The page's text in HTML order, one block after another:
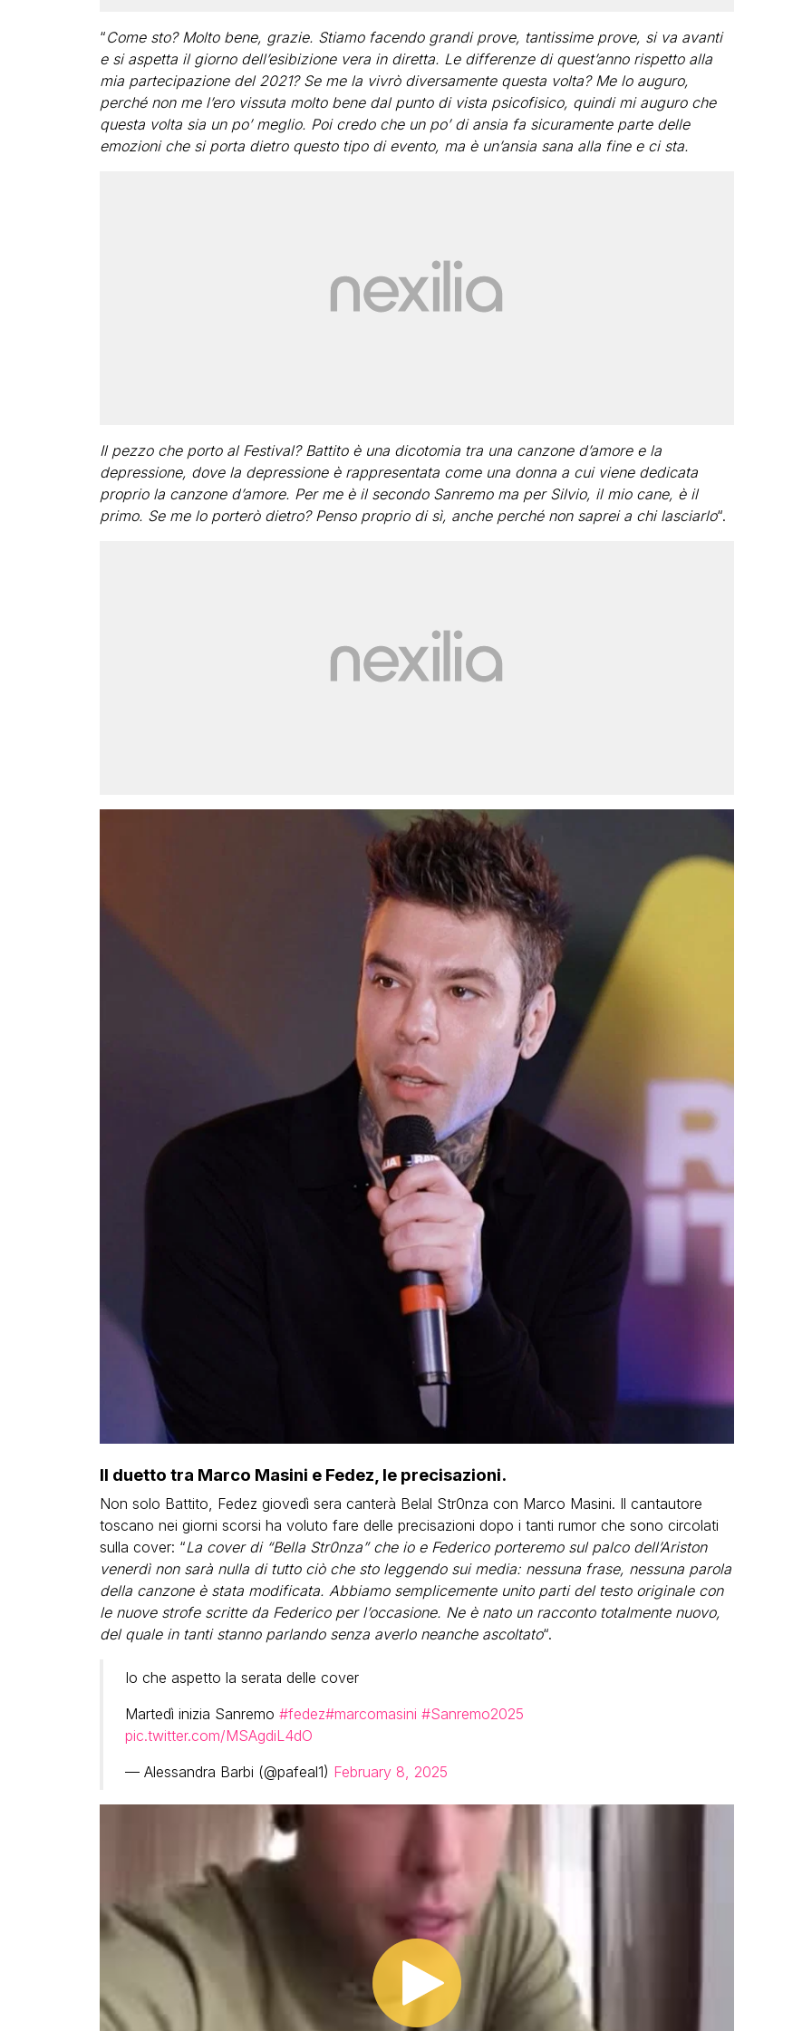
“Come sto? Molto bene, grazie. Stiamo facendo grandi prove, tantissime prove, si va avanti
e si aspetta il giorno dell’esibizione vera in diretta. Le differenze di quest’anno rispetto alla
mia partecipazione del 2021? Se me la vivrò diversamente questa volta? Me lo auguro,
perché non me l’ero vissuta molto bene dal punto di vista psicofisico, quindi mi auguro che
questa volta sia un po’ meglio. Poi credo che un po’ di ansia fa sicuramente parte delle
emozioni che si porta dietro questo tipo di evento, ma è un’ansia sana alla fine e ci sta.
Il pezzo che porto al Festival? Battito è una dicotomia tra una canzone d’amore e la
depressione, dove la depressione è rappresentata come una donna a cui viene dedicata
proprio la canzone d’amore. Per me è il secondo Sanremo ma per Silvio, il mio cane, è il
primo. Se me lo porterò dietro? Penso proprio di sì, anche perché non saprei a chi lasciarlo“.
Il duetto tra Marco Masini e Fedez, le precisazioni.
Non solo Battito, Fedez giovedì sera canterà Belal Str0nza con Marco Masini. Il cantautore
toscano nei giorni scorsi ha voluto fare delle precisazioni dopo i tanti rumor che sono circolati
sulla cover: “La cover di “Bella Str0nza” che io e Federico porteremo sul palco dell’Ariston
venerdì non sarà nulla di tutto ciò che sto leggendo sui media: nessuna frase, nessuna parola
della canzone è stata modificata. Abbiamo semplicemente unito parti del testo originale con
le nuove strofe scritte da Federico per l’occasione. Ne è nato un racconto totalmente nuovo,
del quale in tanti stanno parlando senza averlo neanche ascoltato“.
Io che aspetto la serata delle cover
Martedì inizia Sanremo #fedez#marcomasini #Sanremo2025
pic.twitter.com/MSAgdiL4dO
— Alessandra Barbi (@pafeal1) February 8, 2025